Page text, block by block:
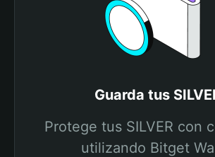
Guarda tus
Protege tus SILVER con
utilizando Bitget